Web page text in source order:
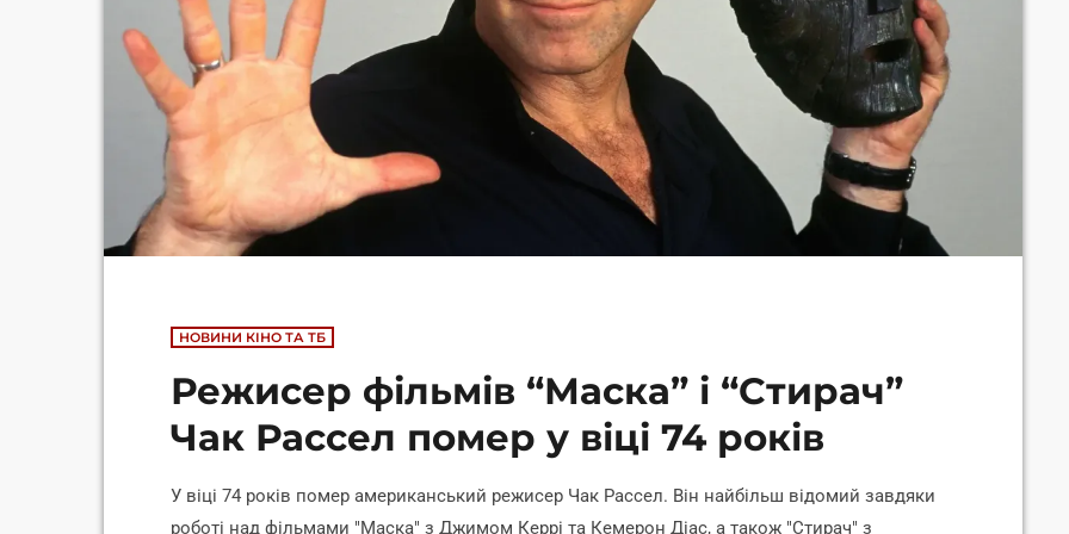
НОВИНИ КІНО ТА ТБ
Режисер фільмів “Маска” і “Стирач”
Чак Рассел помер у віці 74 років
У віці 74 років помер американський режисер Чак Рассел. Він найбільш відомий завдяки
роботі над фільмами "Маска" з Джимом Керрі та Кемерон Діас, а також "Стирач" з